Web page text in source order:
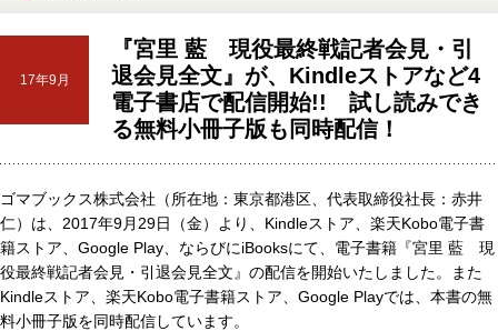
17年9月
『宮里 藍 現役最終戦記者会見・引
退会見全文』が、Kindleストアなど4
電子書店で配信開始!! 試し読みでき
る無料小冊子版も同時配信！
ゴマブックス株式会社（所在地：東京都港区、代表取締役社長：赤井
仁）は、2017年9月29日（金）より、Kindleストア、楽天Kobo電子書
籍ストア、Google Play、ならびにiBooksにて、電子書籍『宮里 藍 現
役最終戦記者会見・引退会見全文』の配信を開始いたしました。また
Kindleストア、楽天Kobo電子書籍ストア、Google Playでは、本書の無
料小冊子版を同時配信しています。